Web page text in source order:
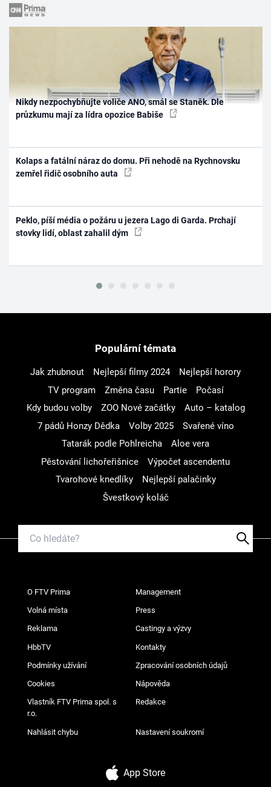
Nikdy nezpochybňujte voliče ANO, smál se Staněk. Dle
průzkumu mají za lídra opozice Babiše
Kolaps a fatální náraz do domu. Při nehodě na Rychnovsku
zemřel řidič osobního auta
Peklo, píší média o požáru u jezera Lago di Garda. Prchají
stovky lidí, oblast zahalil dým
Populární témata
Jak zhubnout Nejlepší filmy 2024
Nejlepší horory
TV program
Změna času Partie
Počasí
Kdy budou volby
ZOO Nové začátky
Auto – katalog
7 pádů Honzy Dědka
Volby 2025
Svařené víno
Tatarák podle Pohlreicha
Aloe vera
Pěstování lichořeřišnice
Výpočet ascendentu
Tvarohové knedlíky
Nejlepší palačinky
Švestkový koláč
O FTV Prima Management
Volná místa Press
Reklama Castingy a výzvy
HbbTV Kontakty
Podmínky užívání Zpracování osobních údajů
Cookies Nápověda
Vlastník FTV Prima spol. s
r.o.
Redakce
Nahlásit chybu Nastavení soukromí
App Store